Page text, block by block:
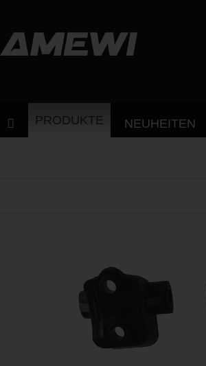
PRODUKTE NEUHEITEN